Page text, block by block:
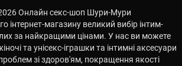
Онлайн секс-шоп Шури-Мури
інтернет-магазину великий вибір інтим-
за найкращими цінами. У нас ви можете
та унісекс-іграшки та інтимні аксесуари
зі здоров'ям, покращення якості